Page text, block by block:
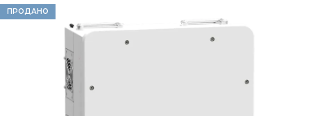
ПРОДАНО